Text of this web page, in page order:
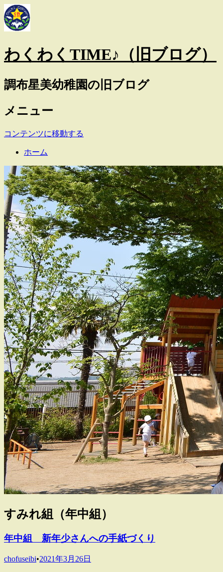
わくわくTIME♪（旧ブログ）
調布星美幼稚園の旧ブログ
メニュー
コンテンツに移動する
ホーム
すみれ組（年中組）
年中組 新年少さんへの手紙づくり
chofuseibi•2021年3月26日